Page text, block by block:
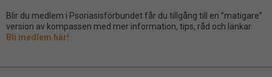
Blir du medlem i Psoriasisförbundet får du tillgång till en ”matigare”
version av kompassen med mer information, tips, råd och länkar.
Bli medlem här!